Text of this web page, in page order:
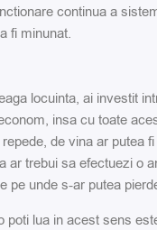
continua a
fi minunat.
locuinta, ai investit
insa cu toate
de vina ar putea
ar trebui sa efectuezi o
pe unde s-ar putea
poti lua in acest sens